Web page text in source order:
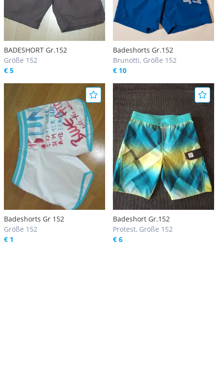
BADESHORT Gr.152
Größe 152
€ 5
Badeshorts Gr.152
Brunotti, Größe 152
€ 10
Badeshorts Gr 152
Größe 152
€ 1
Badeshort Gr.152
Protest, Größe 152
€ 6